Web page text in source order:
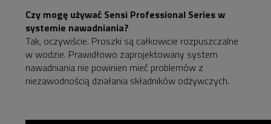
Czy mogę używać Sensi Professional Series w
systemie nawadniania?
Tak, oczywiście. Proszki są całkowicie rozpuszczalne
w wodzie. Prawidłowo zaprojektowany system
nawadniania nie powinien mieć problemów z
niezawodnością działania składników odżywczych.